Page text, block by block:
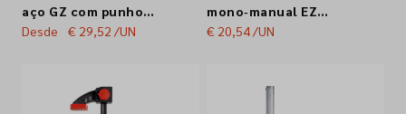
aço GZ com punho
em "T" Bessey
Desde € 29,52 /UN
mono‑manual EZ
Bessey EZM30-6
€ 20,54/UN